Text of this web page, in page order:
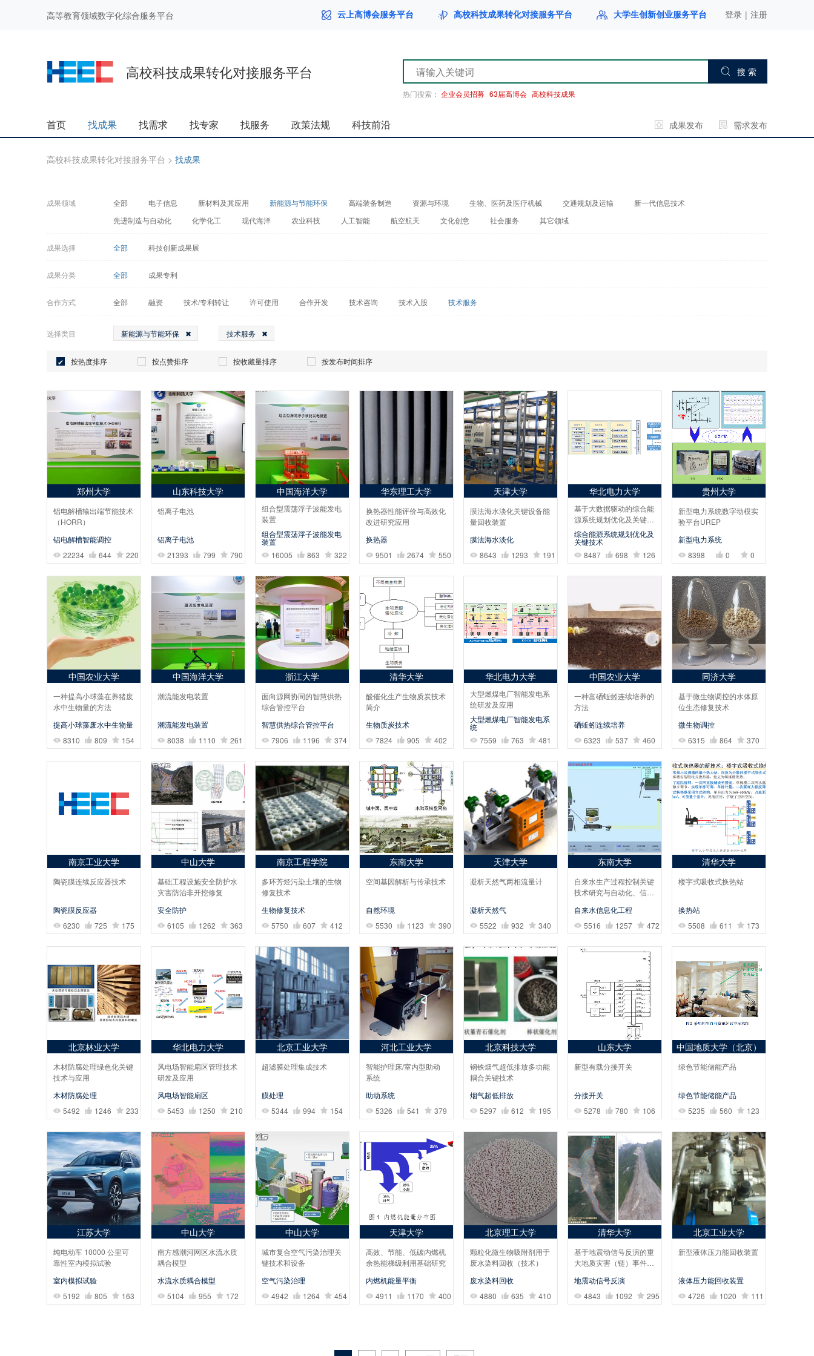
高等教育领域数字化综合服务平台 云上高博会服务平台 高校科技成果转化对接服务平台 大学生创新创业服务平台 登录 | 注册
高校科技成果转化对接服务平台 搜 索
热门搜索： 企业会员招募 63届高博会 高校科技成果
首页 找成果 找需求 找专家 找服务 政策法规 科技前沿 成果发布 需求发布
高校科技成果转化对接服务平台 > 找成果
成果领域 全部 电子信息 新材料及其应用 新能源与节能环保 高端装备制造 资源与环境 生物、医药及医疗机械 交通规划及运输
新一代信息技术
先进制造与自动化
化学化工 现代海洋 农业科技 人工智能 航空航天 文化创意 社会服务 其它领域
成果选择 全部 科技创新成果展
成果分类 全部 成果专利
合作方式 全部 融资 技术/专利转让 许可使用 合作开发 技术咨询 技术入股 技术服务
选择类目 新能源与节能环保 技术服务
按热度排序 按点赞排序 按收藏量排序 按发布时间排序
郑州大学
铝电解槽输出端节能技术
（HORR）
铝电解槽智能调控
22234
644 220
山东科技大学
铝离子电池
铝离子电池
21393
799 790
中国海洋大学
组合型震荡浮子波能发电
装置
组合型震荡浮子波能发电
装置
16005
863 322
华东理工大学
换热器性能评价与高效化
改进研究应用
换热器
9501
2674 550
天津大学
膜法海水淡化关键设备能
量回收装置
膜法海水淡化
8643
1293 191
华北电力大学
基于大数据驱动的综合能
源系统规划优化及关键技
术研究与应用示范
综合能源系统规划优化及
关键技术
8487
698 126
贵州大学
新型电力系统数字动模实
验平台UREP
新型电力系统
8398
0 0
中国农业大学
一种提高小球藻在养猪废
水中生物量的方法
提高小球藻废水中生物量
8310
809 154
中国海洋大学
潮流能发电装置
潮流能发电装置
8038
1110 261
浙江大学
面向源网协同的智慧供热
综合管控平台
智慧供热综合管控平台
7906
1196 374
清华大学
酸催化生产生物质炭技术
简介
生物质炭技术
7824
905 402
华北电力大学
大型燃煤电厂智能发电系
统研发及应用
大型燃煤电厂智能发电系
统
7559
763 481
中国农业大学
一种富硒蚯蚓连续培养的
方法
硒蚯蚓连续培养
6323
537 460
同济大学
基于微生物调控的水体原
位生态修复技术
微生物调控
6315
864 370
南京工业大学
陶瓷膜连续反应器技术
陶瓷膜反应器
6230
725 175
中山大学
基础工程设施安全防护水
灾害防治非开挖修复
安全防护
6105
1262 363
南京工程学院
多环芳烃污染土壤的生物
修复技术
生物修复技术
5750
607 412
东南大学
空间基因解析与传承技术
自然环境
5530
1123 390
天津大学
凝析天然气两相流量计
凝析天然气
5522
932 340
东南大学
自来水生产过程控制关键
技术研究与自动化、信息
自来水信息化工程
5516
1257 472
清华大学
楼宇式吸收式换热站
换热站
5508
611 173
北京林业大学
木材防腐处理绿色化关键
技术与应用
木材防腐处理
5492
1246 233
华北电力大学
风电场智能扇区管理技术
研发及应用
风电场智能扇区
5453
1250 210
北京工业大学
超滤膜处理集成技术
膜处理
5344
994 154
河北工业大学
智能护理床/室内型助动
系统
助动系统
5326
541 379
北京科技大学
钢铁烟气超低排放多功能
耦合关键技术
烟气超低排放
5297
612 195
山东大学
新型有载分接开关
分接开关
5278
780 106
中国地质大学（北京）
绿色节能储能产品
绿色节能储能产品
5235
560 123
江苏大学
纯电动车 10000 公里可
靠性室内模拟试验
室内模拟试验
5192
805 163
中山大学
南方感潮河网区水流水质
耦合模型
水流水质耦合模型
5104
955 172
中山大学
城市复合空气污染治理关
键技术和设备
空气污染治理
4942
1264 454
天津大学
高效、节能、低碳内燃机
余热能梯级利用基础研究
内燃机能量平衡
4911
1170 400
北京理工大学
颗粒化微生物吸附剂用于
废水染料回收（技术）
废水染料回收
4880
635 410
清华大学
基于地震动信号反演的重
大地质灾害（链）事件与
地震动信号反演
4843
1092 295
北京工业大学
新型液体压力能回收装置
液体压力能回收装置
4726
1020 111